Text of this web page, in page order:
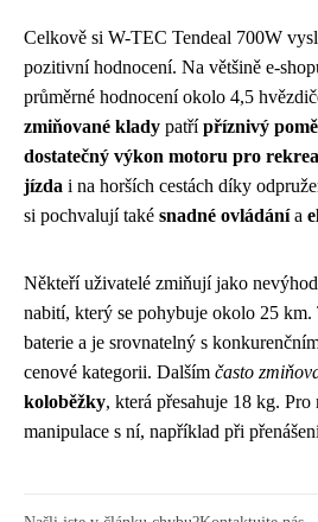
Celkově si W-TEC Tendeal 700W
pozitivní hodnocení. Na většině e-
průměrné hodnocení okolo 4,5
zmiňované klady patřípříznivý
dostatečný výkon motoru pro
jízda i na horších cestách díky
si pochvalují také snadné ovládánía
Někteří uživatelé zmiňují jako
nabití, který se pohybuje okolo 25 km.
baterie a je srovnatelný s
cenové kategorii. Dalším často
koloběžky, která přesahuje 18 kg.
manipulace s ní, například při